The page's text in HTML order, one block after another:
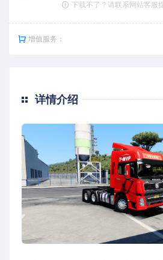
下载不了？请联系网站客服
增值服务：
详情介绍